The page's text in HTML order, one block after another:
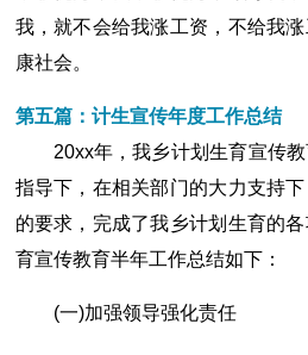
我，就不会给我涨工资，不给我
康社会。
第五篇：计生宣传年度工作总结
20xx年，我乡计划生育宣传
指导下，在相关部门的大力支持
的要求，完成了我乡计划生育的
育宣传教育半年工作总结如下：
(一)加强领导强化责任